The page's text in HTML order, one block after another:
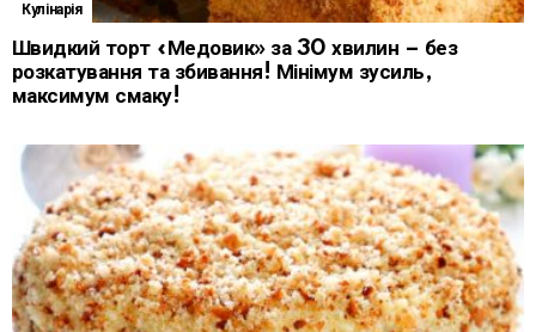
Кулінарія
Швидкий торт «Медовик» за 30 хвилин – без
розкатування та збивання! Мінімум зусиль,
максимум смаку!